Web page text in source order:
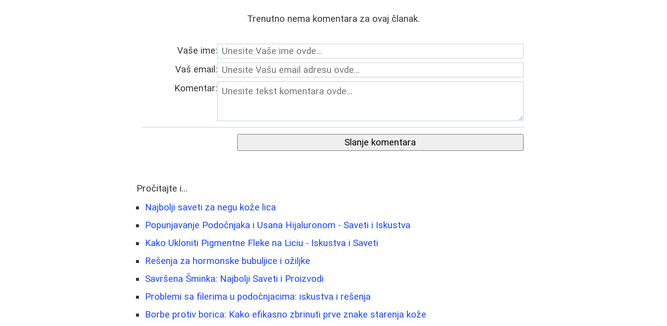
Trenutno nema komentara za ovaj članak.
Vaše ime:
Vaš email:
Komentar:
Slanje komentara
Pročitajte i...
Najbolji saveti za negu kože lica
Popunjavanje Podočnjaka i Usana Hijaluronom - Saveti i Iskustva
Kako Ukloniti Pigmentne Fleke na Liciu - Iskustva i Saveti
Rešenja za hormonske bubuljice i ožiljke
Savršena Šminka: Najbolji Saveti i Proizvodi
Problemi sa filerima u podočnjacima: iskustva i rešenja
Borbe protiv borica: Kako efikasno zbrinuti prve znake starenja kože